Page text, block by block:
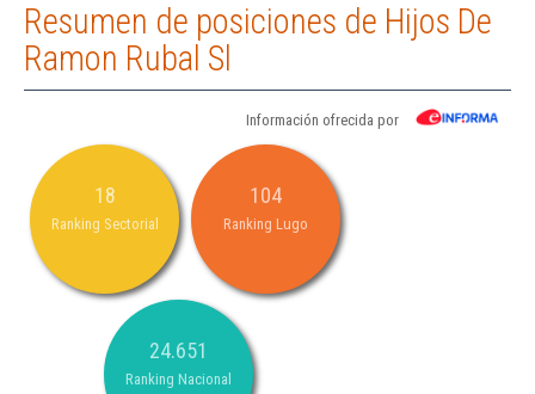
Resumen de posiciones de Hijos De
Ramon Rubal Sl
Información ofrecida por
18
Ranking Sectorial
104
Ranking Lugo
24.651
Ranking Nacional